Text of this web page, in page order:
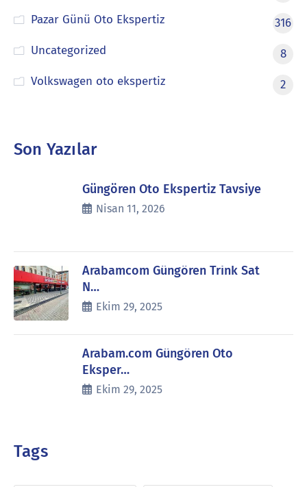
Pazar Günü Oto Ekspertiz
316
Uncategorized
8
Volkswagen oto ekspertiz
2
Son Yazılar
Güngören Oto Ekspertiz Tavsiye
Nisan 11, 2026
Arabamcom Güngören Trink Sat
N…
Ekim 29, 2025
Arabam.com Güngören Oto
Eksper…
Ekim 29, 2025
Tags